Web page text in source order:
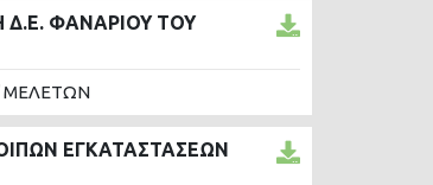
Δ.Ε. ΦΑΝΑΡΙΟΥ ΤΟΥ
ΜΕΛΕΤΩΝ
ΕΓΚΑΤΑΣΤΑΣΕΩΝ